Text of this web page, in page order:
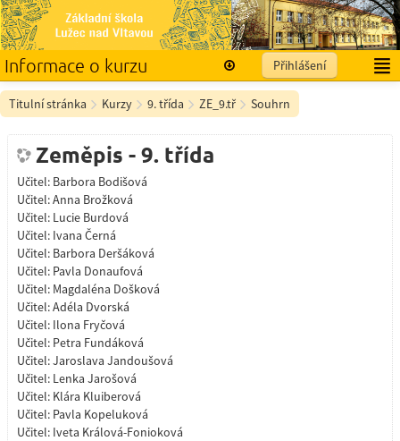
Informace o kurzu
Přihlášení
Čeština ‎(cs)‎
Titulní stránka Kurzy 9. třída ZE_9.tř Souhrn
Zeměpis - 9. třída
Učitel: Barbora Bodišová
Učitel:Anna Brožková
Učitel: Lucie Burdová
Učitel: Ivana Černá
Učitel: Barbora Deršáková
Učitel: Pavla Donaufová
Učitel: Magdaléna Došková
Učitel:Adéla Dvorská
Učitel: Ilona Fryčová
Učitel: Petra Fundáková
Učitel:Jaroslava Jandoušová
Učitel: Lenka Jarošová
Učitel: Klára Kluiberová
Učitel: Pavla Kopeluková
Učitel: Iveta Králová-Fonioková